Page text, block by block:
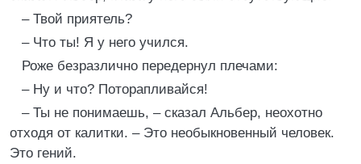
– Твой приятель?
– Что ты! Я у него учился.
Роже безразлично передернул плечами:
– Ну и что? Поторапливайся!
– Ты не понимаешь, – сказал Альбер, неохотно
отходя от калитки. – Это необыкновенный человек.
Это гений.